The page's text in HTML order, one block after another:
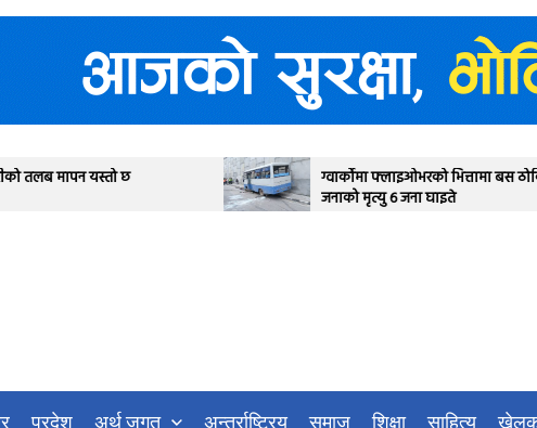
ग्वार्कोमा फ्लाइओभरको भित्तामा बस ठोक्किदा एक
जनाको मृत्यु ६ जना घाइते
प्रदेश अर्थ जगत अन्तर्राष्ट्रिय समाज शिक्षा साहित्य